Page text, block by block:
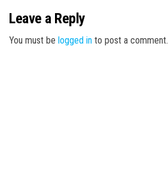
Leave a Reply
You must be logged in to post a comment.